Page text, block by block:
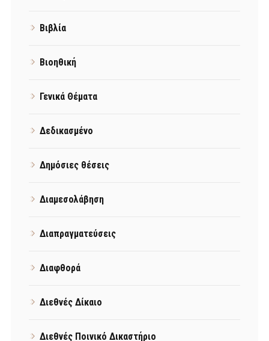
Βιβλία
Βιοηθική
Γενικά Θέματα
Δεδικασμένο
Δημόσιες θέσεις
Διαμεσολάβηση
Διαπραγματεύσεις
Διαφθορά
Διεθνές Δίκαιο
Διεθνές Ποινικό Δικαστήριο